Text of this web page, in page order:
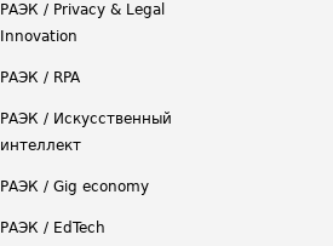
РАЭК / Privacy & Legal
Innovation
РАЭК / RPA
РАЭК / Искусственный
интеллект
РАЭК / Gig economy
РАЭК / EdTech